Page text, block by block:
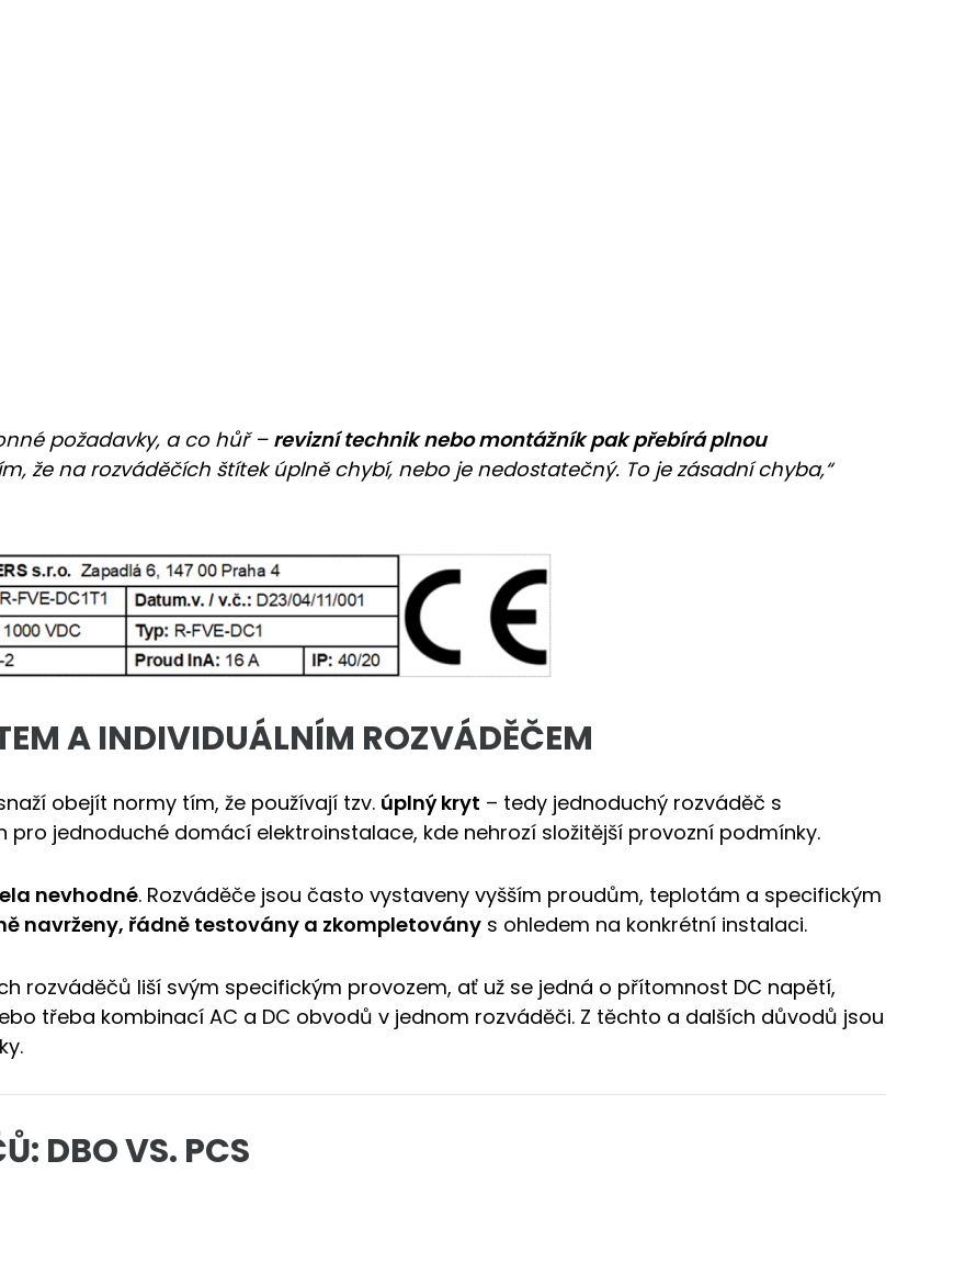
požadavky, a co hůř –revizní technik nebo montážník pak přebírá plnou
že na rozváděčích štítek úplně chybí, nebo je nedostatečný. To je zásadní chyba,“
A INDIVIDUÁLNÍM ROZVÁDĚČEM
obejít normy tím, že používají tzv. úplný kryt – tedy jednoduchý rozváděč s
jednoduché domácí elektroinstalace, kde nehrozí složitější provozní podmínky.
nevhodné. Rozváděče jsou často vystaveny vyšším proudům, teplotám a specifickým
navrženy, řádně testovány a zkompletovány s ohledem na konkrétní instalaci.
rozváděčů liší svým specifickým provozem, ať už se jedná o přítomnost DC napětí,
třeba kombinací AC a DC obvodů v jednom rozváděči. Z těchto a dalších důvodů jsou
DBO VS. PCS